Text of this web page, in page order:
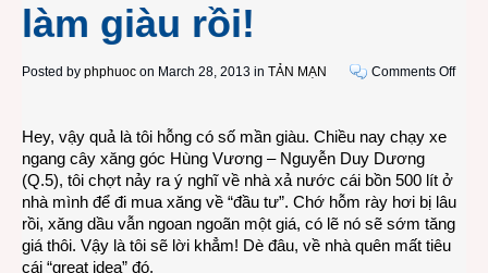
làm giàu rồi!
Posted by phphuoc on March 28, 2013 in TẢN MẠN Comments Offon
dịp
làm
Hey, vậy quả là tôi hỗng có số mần giàu. Chiều nay chạy xe
ngang cây xăng góc Hùng Vương – Nguyễn Duy Dương
(Q.5), tôi chợt nảy ra ý nghĩ về nhà xả nước cái bồn 500 lít ở
nhà mình để đi mua xăng về “đầu tư”. Chớ hỗm rày hơi bị lâu
rồi, xăng dầu vẫn ngoan ngoãn một giá, có lẽ nó sẽ sớm tăng
giá thôi. Vậy là tôi sẽ lời khẳm! Dè đâu, về nhà quên mất tiêu
cái “great idea” đó.